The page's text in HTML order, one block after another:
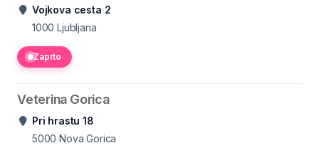
Vojkova cesta 2
1000 Ljubljana
Zaprto
Veterina Gorica
Pri hrastu 18
5000 Nova Gorica